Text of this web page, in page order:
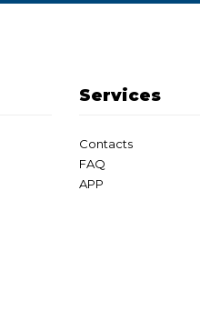
Services
Contacts
FAQ
APP